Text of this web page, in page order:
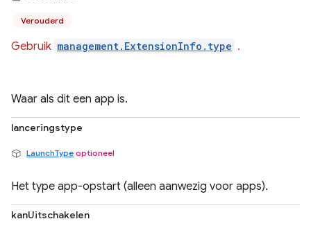
Verouderd
Gebruik management.ExtensionInfo.type .
Waar als dit een app is.
lanceringstype
LaunchType optioneel
Het type app-opstart (alleen aanwezig voor apps).
kanUitschakelen